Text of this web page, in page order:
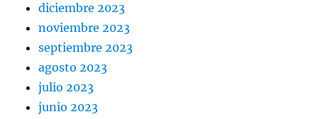
diciembre 2023
noviembre 2023
septiembre 2023
agosto 2023
julio 2023
junio 2023